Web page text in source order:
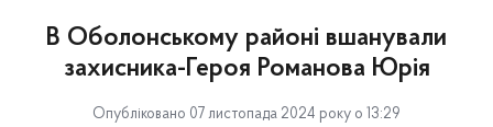
В Оболонському районі вшанували
захисника-Героя Романова Юрія
Опубліковано 07 листопада 2024 року о 13:29